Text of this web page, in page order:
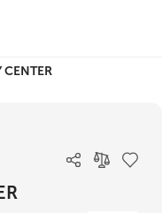
CENTER